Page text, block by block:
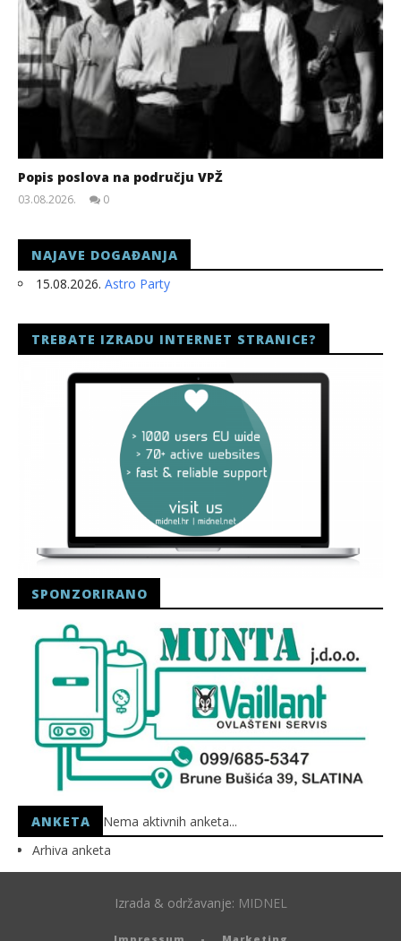
Popis poslova na području VPŽ
03.08.2026.
0
NAJAVE DOGAĐANJA
15.08.2026. Astro Party
TREBATE IZRADU INTERNET STRANICE?
SPONZORIRANO
ANKETA
Nema aktivnih anketa...
Arhiva anketa
Izrada & održavanje: MIDNEL